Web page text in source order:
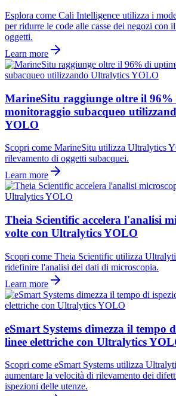
Esplora come Cali Intelligence utilizza i
per ridurre le code alle casse dei negozi con
oggetti.
Learn more
MarineSitu raggiunge oltre il 96%
monitoraggio subacqueo
YOLO
Scopri come MarineSitu utilizza Ultralytics
rilevamento di oggetti subacquei.
Learn more
Theia Scientific accelera l'analisi
volte con Ultralytics YOLO
Scopri come Theia Scientific utilizza
ridefinire l'analisi dei dati di microscopia.
Learn more
eSmart Systems dimezza il tempo
linee elettriche con Ultralytics
Scopri come eSmart Systems utilizza
aumentare la velocità di rilevamento dei
ispezioni delle utenze.